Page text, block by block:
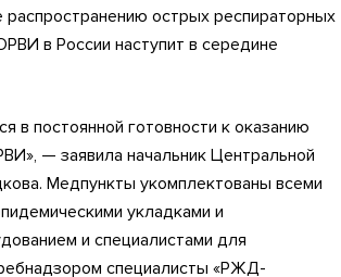
распространению острых респираторных
в России наступит в середине
в постоянной готовности к оказанию
— заявила начальник Центральной
Медпункты укомплектованы всеми
укладками и
и специалистами для
специалисты «РЖД-